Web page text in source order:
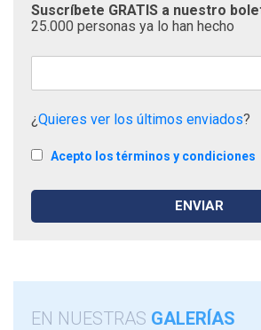
Suscríbete GRATIS a nuestro
25.000 personas ya lo han hecho
¿Quieres ver los últimos enviados?
Acepto los términos y condiciones
EN NUESTRAS GALERÍAS